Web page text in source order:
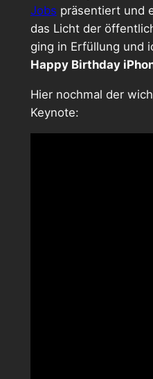
Jobs präsentiert und
das Licht der
ging in Erfüllung und
Happy Birthday
Hier nochmal der
Keynote: